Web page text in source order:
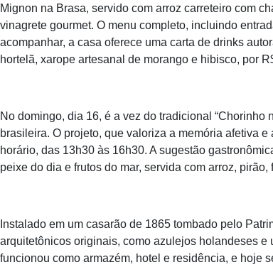
Mignon na Brasa, servido com arroz carreteiro com
vinagrete gourmet. O menu completo, incluindo
acompanhar, a casa oferece uma carta de drinks
hortelã, xarope artesanal de morango e hibisco, por
No domingo, dia 16, é a vez do tradicional “Chorinho
brasileira. O projeto, que valoriza a memória afetiva
horário, das 13h30 às 16h30. A sugestão
peixe do dia e frutos do mar, servida com arroz,
Instalado em um casarão de 1865 tombado pelo
arquitetônicos originais, como azulejos holandeses
funcionou como armazém, hotel e residência, e hoje